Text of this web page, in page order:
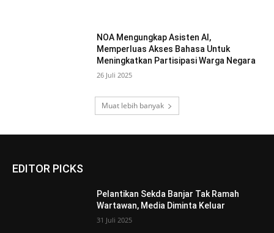
NOA Mengungkap Asisten AI,
Memperluas Akses Bahasa Untuk
Meningkatkan Partisipasi Warga Negara
26 Juli 2025
Muat lebih banyak
EDITOR PICKS
Pelantikan Sekda Banjar Tak Ramah
Wartawan, Media Diminta Keluar
31 Juli 2025